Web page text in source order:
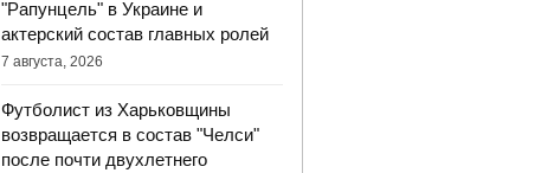
"Рапунцель" в Украине и
актерский состав главных ролей
7 августа, 2026
Футболист из Харьковщины
возвращается в состав "Челси"
после почти двухлетнего